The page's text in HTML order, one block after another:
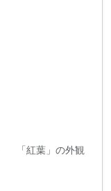
「紅葉」の外観